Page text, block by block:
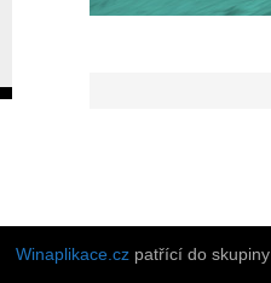
Winaplikace.czpatřící do skupiny